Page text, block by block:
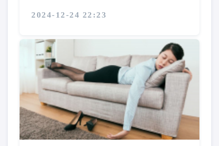
2024-12-24 22:23